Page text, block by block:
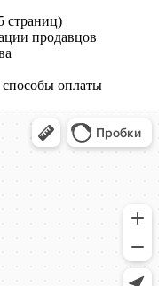
страниц)
продавцов
оплаты